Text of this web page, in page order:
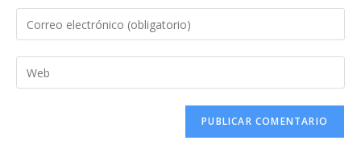
nombre
de
usuario
Introduce
tu
dirección
de
Introduce
la